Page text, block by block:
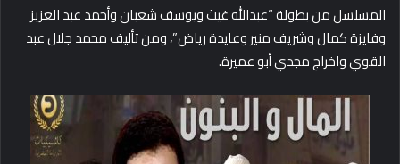
المسلسل من بطولة “عبدالله غيث ويوسف شعبان وأحمد عبد العزيز
وفايزة كمال وشريف منير وعايدة رياض”، ومن تأليف محمد جلال عبد
القوي واخراج مجدي أبو عميرة.